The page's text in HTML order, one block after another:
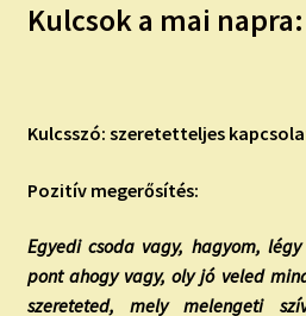
TAROT ELEMZÉS MEGRENDELÉSE
Kulcsok a mai napra:
Kulcsszó: szeretetteljes
Pozitív megerősítés:
Egyedi csoda vagy, hagyom,
pont ahogy vagy, oly jó veled
szereteted, mely melengeti